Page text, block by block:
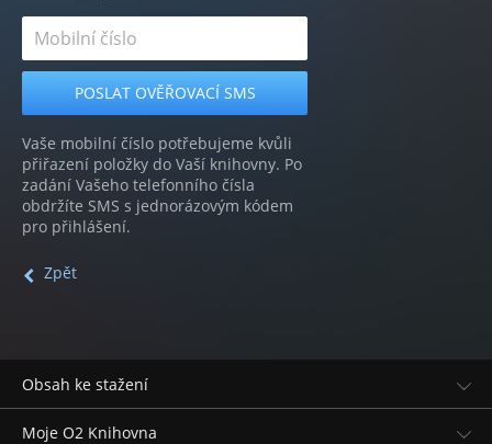
Vaše mobilní číslo potřebujeme kvůli
přiřazení položky do Vaší knihovny. Po
zadání Vašeho telefonního čísla
obdržíte SMS s jednorázovým kódem
pro přihlášení.
Zpět
Obsah ke stažení
Moje O2 Knihovna